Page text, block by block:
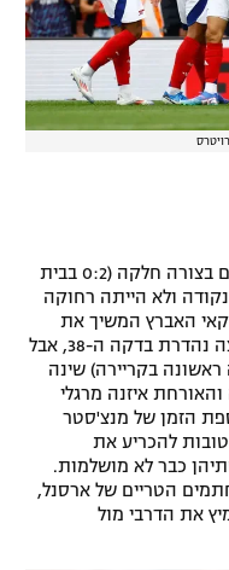
רויטרס
בעונה שעברה ניצחו התותחנים פעמיים בצורה חלקה (0:2 בבית
נקודה ולא הייתה רחוקה
קאי האברץ המשיך את
כושרו הטוב בפתיחת העונה עם הקפצה נהדרת בדקה ה-38, אבל
בקריירה) שינה
איזנה מרגלי
הזמן של מנצ'סטר
טובות להכריע את
כבר לא מושלמות.
הטריים של ארסנל,
את הדרבי מול